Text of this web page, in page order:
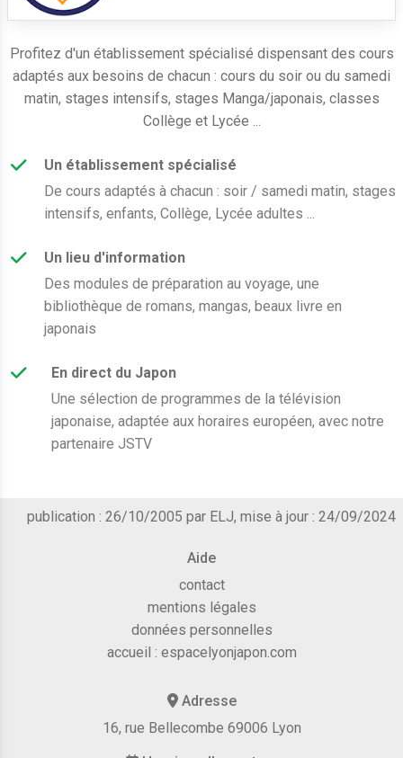
Profitez d'un établissement spécialisé dispensant des cours
adaptés aux besoins de chacun : cours du soir ou du samedi
matin, stages intensifs, stages Manga/japonais, classes
Collège et Lycée ...
Un établissement spécialisé
De cours adaptés à chacun : soir / samedi matin, stages
intensifs, enfants, Collège, Lycée adultes ...
Un lieu d'information
Des modules de préparation au voyage, une
bibliothèque de romans, mangas, beaux livre en
japonais
En direct du Japon
Une sélection de programmes de la télévision
japonaise, adaptée aux horaires européen, avec notre
partenaire JSTV
publication : 26/10/2005 par ELJ, mise à jour : 24/09/2024
Aide
contact
mentions légales
données personnelles
accueil : espacelyonjapon.com
Adresse
16, rue Bellecombe 69006 Lyon